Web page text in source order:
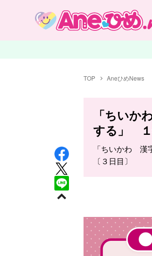
TOP AneひめNews
「ちい
する」 １
「ちいかわ 漢
〔３日目〕